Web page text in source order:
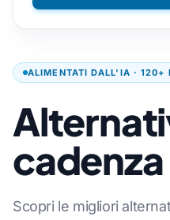
ALIMENTATI DALL'IA · 120+
cadenza
Scopri le migliori